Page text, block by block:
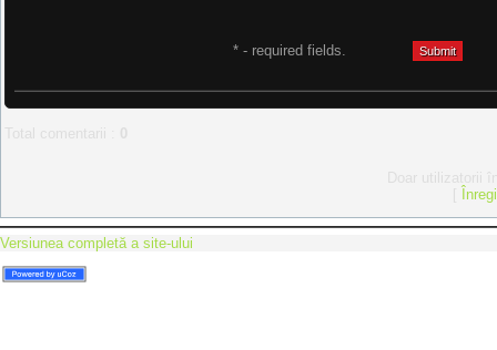
* - required fields.
Versiunea completă a site-ului